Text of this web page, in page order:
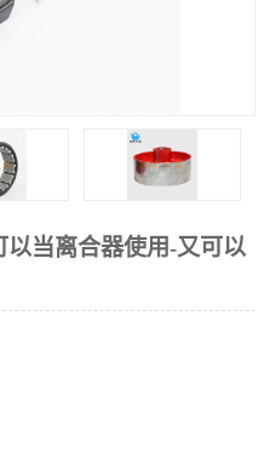
当离合器使用-又可以